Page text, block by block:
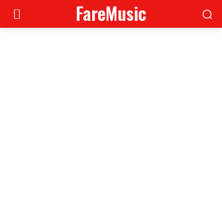
FareMusic